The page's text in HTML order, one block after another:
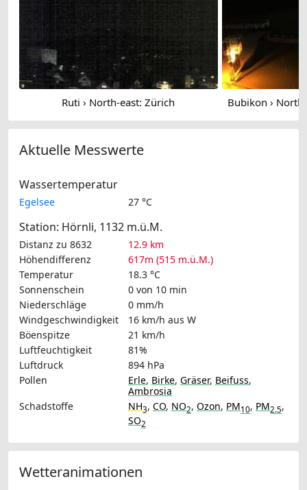
Ruti › North-east: Zürich
Aktuelle Messwerte
Wassertemperatur
Egelsee 27 °C
Station: Hörnli, 1132 m.ü.M.
Distanz zu 8632
12.9 km
Höhendifferenz
617m (515 m.ü.M.)
Temperatur
18.3 °C
Sonnenschein
0 von 10 min
Niederschläge
0 mm/h
Windgeschwindigkeit
16 km/h aus W
Böenspitze
21 km/h
Luftfeuchtigkeit
81%
Luftdruck
894 hPa
Pollen
Erle, Birke, Gräser, Beifuss,
Ambrosia
Schadstoffe
NH3, CO, NO2, Ozon, PM10, PM2.5,
SO2
Wetteranimationen